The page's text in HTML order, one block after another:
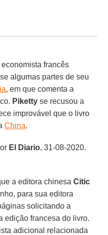
francês
algumas partes de seu
, em que comenta a
Piketty se recusou a
improvável que o livro
China.
El Diario, 31-08-2020.
a editora chinesaCitic
para sua editora
solicitando a
edição francesa do livro.
adicional relacionada